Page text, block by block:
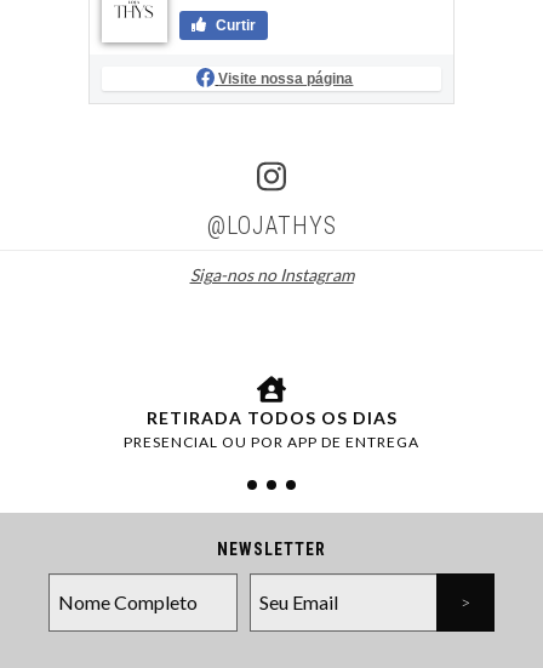
Curtir
Visite nossa página
@LOJATHYS
Siga-nos no Instagram
RETIRADA TODOS OS DIAS
PRESENCIAL OU POR APP DE ENTREGA
NEWSLETTER